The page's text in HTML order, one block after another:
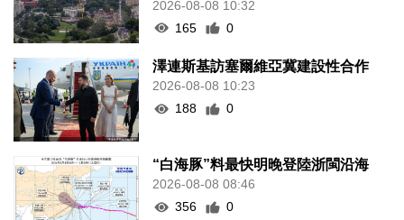
2026-08-08 10:32
165
0
澤連斯基訪塞爾維亞冀建設性合作
2026-08-08 10:23
188
0
“白海豚”料最快明晚登陸浙閩沿海
2026-08-08 08:46
356
0